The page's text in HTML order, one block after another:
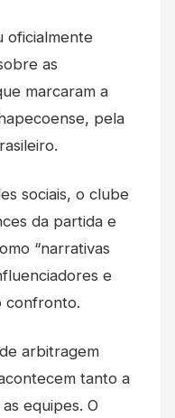
oficialmente
as
marcaram a
pela
sociais, o clube
da partida e
“narrativas
e
confronto.
arbitragem
tanto a
equipes. O